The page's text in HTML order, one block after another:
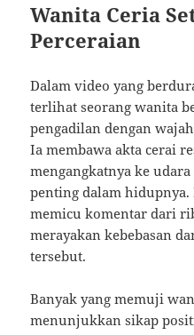
Wanita Ceria
Perceraian
Dalam video yang
terlihat seorang wanita
pengadilan dengan
Ia membawa akta cerai
mengangkatnya ke
penting dalam
memicu komentar dari
merayakan kebebasan
tersebut.
Banyak yang memuji
menunjukkan sikap